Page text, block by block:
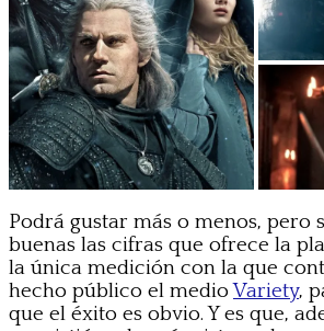
Podrá gustar más o menos, pero
buenas las cifras que ofrece la
la única medición con la que
hecho público el medioVariety,
que el éxito es obvio. Y es que,